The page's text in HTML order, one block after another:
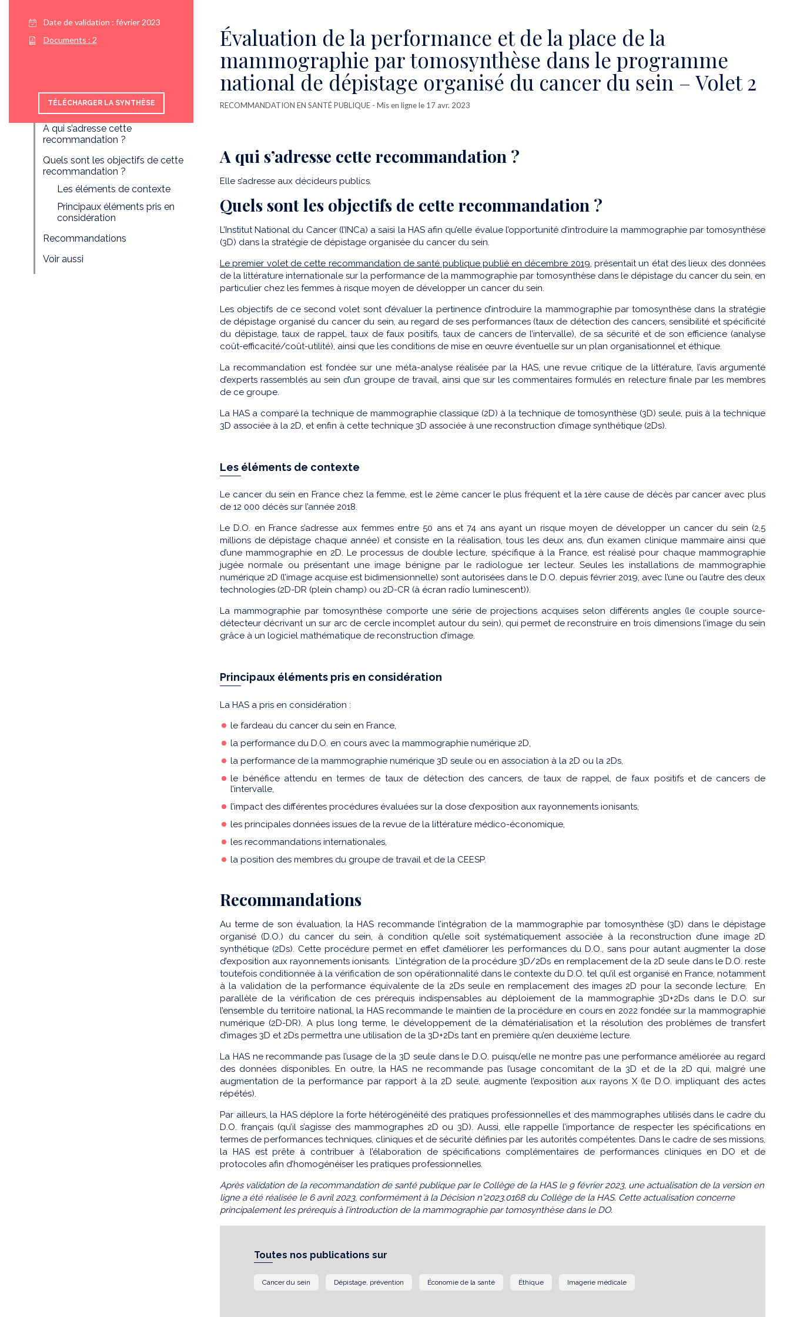
Date de validation : février 2023
Documents : 2
TÉLÉCHARGER LA SYNTHÈSE
A qui s’adresse cette
recommandation ?
Quels sont les objectifs de cette
recommandation ?
Les éléments de contexte
Principaux éléments pris en
considération
Recommandations
Voir aussi
Évaluation de la performance et de la place de la
mammographie par tomosynthèse dans le programme
national de dépistage organisé du cancer du sein – Volet 2
RECOMMANDATION EN SANTÉ PUBLIQUE - Mis en ligne le 17 avr. 2023
A qui s’adresse cette recommandation ?
Elle s’adresse aux décideurs publics.
Quels sont les objectifs de cette recommandation ?
L’Institut National du Cancer (l’INCa) a saisi la HAS afin qu’elle évalue l’opportunité d’introduire la mammographie par tomosynthèse
(3D) dans la stratégie de dépistage organisée du cancer du sein.
Le premier volet de cette recommandation de santé publique publié en décembre 2019 , présentait un état des lieux des données
de la littérature internationale sur la performance de la mammographie par tomosynthèse dans le dépistage du cancer du sein, en
particulier chez les femmes à risque moyen de développer un cancer du sein.
Les objectifs de ce second volet sont d’évaluer la pertinence d’introduire la mammographie par tomosynthèse dans la stratégie
de dépistage organisé du cancer du sein, au regard de ses performances (taux de détection des cancers, sensibilité et spécificité
du dépistage, taux de rappel, taux de faux positifs, taux de cancers de l’intervalle), de sa sécurité et de son efficience (analyse
coût-efficacité/coût-utilité), ainsi que les conditions de mise en œuvre éventuelle sur un plan organisationnel et éthique.
La recommandation est fondée sur une méta-analyse réalisée par la HAS, une revue critique de la littérature, l’avis argumenté
d’experts rassemblés au sein d’un groupe de travail, ainsi que sur les commentaires formulés en relecture finale par les membres
de ce groupe.
La HAS a comparé la technique de mammographie classique (2D) à la technique de tomosynthèse (3D) seule, puis à la technique
3D associée à la 2D, et enfin à cette technique 3D associée à une reconstruction d’image synthétique (2Ds).
Les éléments de contexte
Le cancer du sein en France chez la femme, est le 2ème cancer le plus fréquent et la 1ère cause de décès par cancer avec plus
de 12 000 décès sur l’année 2018.
Le D.O. en France s’adresse aux femmes entre 50 ans et 74 ans ayant un risque moyen de développer un cancer du sein (2,5
millions de dépistage chaque année) et consiste en la réalisation, tous les deux ans, d’un examen clinique mammaire ainsi que
d’une mammographie en 2D. Le processus de double lecture, spécifique à la France, est réalisé pour chaque mammographie
jugée normale ou présentant une image bénigne par le radiologue 1er lecteur. Seules les installations de mammographie
numérique 2D (l’image acquise est bidimensionnelle) sont autorisées dans le D.O. depuis février 2019, avec l’une ou l’autre des deux
technologies (2D-DR (plein champ) ou 2D-CR (à écran radio luminescent)).
La mammographie par tomosynthèse comporte une série de projections acquises selon différents angles (le couple source-
détecteur décrivant un sur arc de cercle incomplet autour du sein), qui permet de reconstruire en trois dimensions l’image du sein
grâce à un logiciel mathématique de reconstruction d’image.
Principaux éléments pris en considération
La HAS a pris en considération :
le fardeau du cancer du sein en France,
la performance du D.O. en cours avec la mammographie numérique 2D,
la performance de la mammographie numérique 3D seule ou en association à la 2D ou la 2Ds,
le bénéfice attendu en termes de taux de détection des cancers, de taux de rappel, de faux positifs et de cancers de
l’intervalle,
l’impact des différentes procédures évaluées sur la dose d’exposition aux rayonnements ionisants,
les principales données issues de la revue de la littérature médico-économique,
les recommandations internationales,
la position des membres du groupe de travail et de la CEESP.
Recommandations
Au terme de son évaluation, la HAS recommande l’intégration de la mammographie par tomosynthèse (3D) dans le dépistage
organisé (D.O.) du cancer du sein, à condition qu’elle soit systématiquement associée à la reconstruction d’une image 2D
synthétique (2Ds). Cette procédure permet en effet d’améliorer les performances du D.O., sans pour autant augmenter la dose
d’exposition aux rayonnements ionisants. L’intégration de la procédure 3D/2Ds en remplacement de la 2D seule dans le D.O. reste
toutefois conditionnée à la vérification de son opérationnalité dans le contexte du D.O. tel qu’il est organisé en France, notamment
à la validation de la performance équivalente de la 2Ds seule en remplacement des images 2D pour la seconde lecture. En
parallèle de la vérification de ces prérequis indispensables au déploiement de la mammographie 3D+2Ds dans le D.O. sur
l’ensemble du territoire national, la HAS recommande le maintien de la procédure en cours en 2022 fondée sur la mammographie
numérique (2D-DR). A plus long terme, le développement de la dématérialisation et la résolution des problèmes de transfert
d’images 3D et 2Ds permettra une utilisation de la 3D+2Ds tant en première qu’en deuxième lecture.
La HAS ne recommande pas l’usage de la 3D seule dans le D.O. puisqu’elle ne montre pas une performance améliorée au regard
des données disponibles. En outre, la HAS ne recommande pas l’usage concomitant de la 3D et de la 2D qui, malgré une
augmentation de la performance par rapport à la 2D seule, augmente l’exposition aux rayons X (le D.O. impliquant des actes
répétés).
Par ailleurs, la HAS déplore la forte hétérogénéité des pratiques professionnelles et des mammographes utilisés dans le cadre du
D.O. français (qu’il s’agisse des mammographes 2D ou 3D). Aussi, elle rappelle l’importance de respecter les spécifications en
termes de performances techniques, cliniques et de sécurité définies par les autorités compétentes. Dans le cadre de ses missions,
la HAS est prête à contribuer à l’élaboration de spécifications complémentaires de performances cliniques en DO et de
protocoles afin d’homogénéiser les pratiques professionnelles.
Après validation de la recommandation de santé publique par le Collège de la HAS le 9 février 2023, une actualisation de la version en
ligne a été réalisée le 6 avril 2023, conformément à la Décision n°2023.0168 du Collège de la HAS. Cette actualisation concerne
principalement les prérequis à l’introduction de la mammographie par tomosynthèse dans le DO.
Toutes nos publications sur
Cancer du sein Dépistage, prévention Économie de la santé Éthique Imagerie médicale